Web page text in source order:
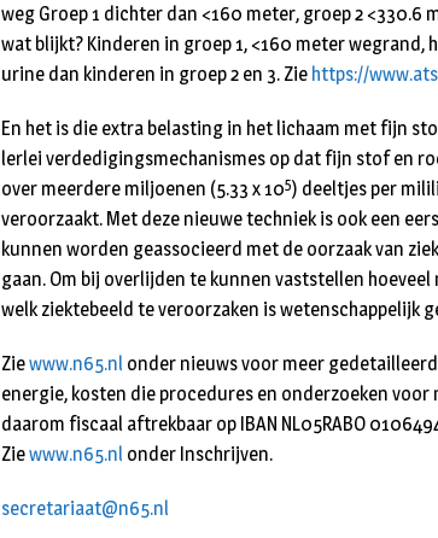
weg Groep 1 dichter dan <160 meter, groep 2 <330.6
wat blijkt? Kinderen in groep 1, <160 meter
urine dan kinderen in groep 2 en 3. Zie https://
En het is die extra belasting in het lichaam met fijn
lerlei verdedigingsme­chanismes op dat fijn stof en
over meerdere miljoenen (5.33 x 105) deeltjes per
veroor­zaakt. Met deze nieuwe techniek is ook een
kunnen worden geasso­cieerd met de oorzaak van
gaan. Om bij overlijden te kunnen vaststellen
welk ziektebeeld te veroorzaken is wetenschappelijk
Ziewww.n65.nl onder nieuws voor meer
energie, kosten die procedures en onder­zoeken
daarom fiscaal aftrekbaar op IBAN NL05RABO
Ziewww.n65.nl onder Inschrijven.
secretariaat@n65.nl